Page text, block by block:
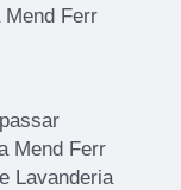
Ferr
Mend Ferr
Lavanderia